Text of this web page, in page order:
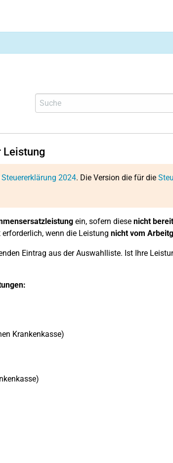
Steuererklärung 2024. Die Version die für die
ein, sofern diese nicht
wenn die Leistung nicht vom
Eintrag aus der Auswahlliste. Ist Ihre
Krankenkasse)